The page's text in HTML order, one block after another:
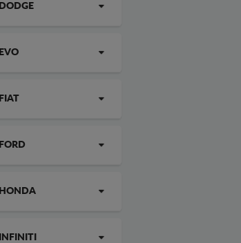
DODGE
EVO
FIAT
FORD
HONDA
INFINITI